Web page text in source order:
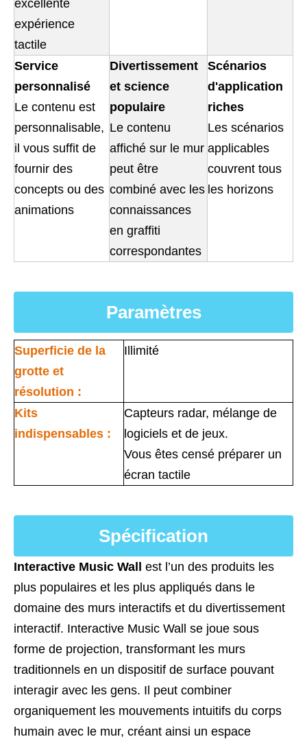
excellente
expérience
tactile
Service
personnalisé
Le contenu est
personnalisable,
il vous suffit de
fournir des
concepts ou des
animations
Divertissement
et science
populaire
Le contenu
affiché sur le mur
peut être
combiné avec les
connaissances
en graffiti
correspondantes
Scénarios
d'application
riches
Les scénarios
applicables
couvrent tous
les horizons
Paramètres
Superficie de la
grotte et
résolution :
Illimité
Kits
indispensables :
Capteurs radar, mélange de
logiciels et de jeux.
Vous êtes censé préparer un
écran tactile
Spécification
Interactive Music Wall est l’un des produits les
plus populaires et les plus appliqués dans le
domaine des murs interactifs et du divertissement
interactif. Interactive Music Wall se joue sous
forme de projection, transformant les murs
traditionnels en un dispositif de surface pouvant
interagir avec les gens. Il peut combiner
organiquement les mouvements intuitifs du corps
humain avec le mur, créant ainsi un espace